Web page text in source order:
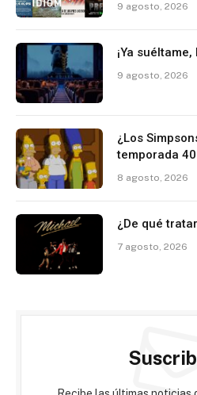
9 agosto, 2026
¡Ya
9 agosto, 2026
¿Los
temporada
8 agosto, 2026
¿De qué
7 agosto, 2026